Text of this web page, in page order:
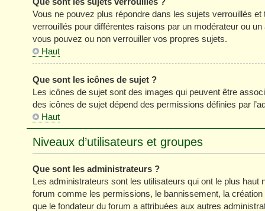
Vous ne pouvez plus répondre dans les sujets verrouillés
verrouillés pour différentes raisons par un modérateur ou
vous pouvez ou non verrouiller vos propres sujets.
Haut
Que sont les icônes de sujet ?
Les icônes de sujet sont des images qui peuvent être
des icônes de sujet dépend des permissions définies par
Haut
Niveaux d’utilisateurs et groupes
Que sont les administrateurs ?
Les administrateurs sont les utilisateurs qui ont le plus
forum comme les permissions, le bannissement, la
que le fondateur du forum a attribuées aux autres